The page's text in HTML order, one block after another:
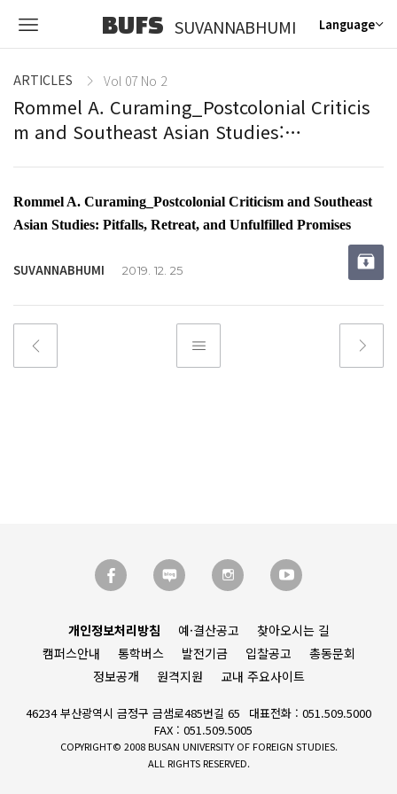
BUFS SUVANNABHUMI Language
ARTICLES Vol 07 No 2
Rommel A. Curaming_Postcolonial Criticis
m and Southeast Asian Studies:…
Rommel A. Curaming_Postcolonial Criticism and Southeast
Asian Studies: Pitfalls, Retreat, and Unfulfilled Promises
SUVANNABHUMI 2019. 12. 25
개인정보처리방침 예·결산공고
찾아오시는 길
캠퍼스안내
통학버스 발전기금 입찰공고
총동문회
정보공개
원격지원 교내 주요사이트
46234 부산광역시 금정구 금샘로485번길 65
대표전화 : 051.509.5000
FAX : 051.509.5005
COPYRIGHT© 2008 BUSAN UNIVERSITY OF FOREIGN STUDIES.
ALL RIGHTS RESERVED.